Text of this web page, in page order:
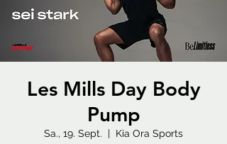
Les Mills Day Body
Pump
Sa., 19. Sept.
  |
Kia Ora Sports